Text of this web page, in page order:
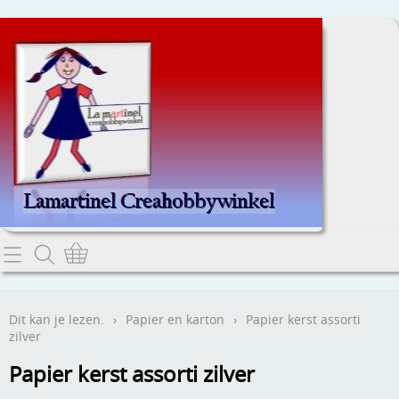
Home
Contact
Webwinkel
Dit kan je lezen. › Papier en karton › Papier kerst assorti
zilver
Papier kerst assorti zilver